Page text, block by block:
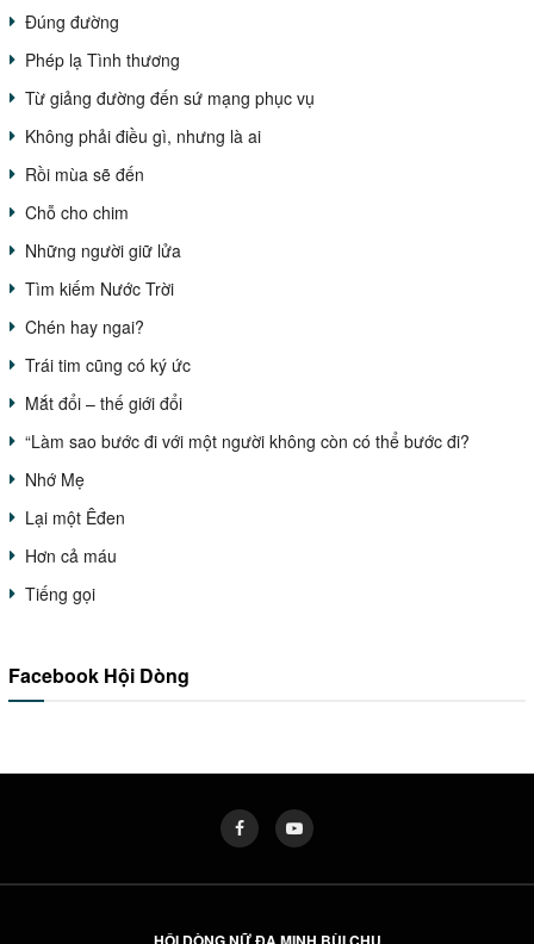
Đúng đường
Phép lạ Tình thương
Từ giảng đường đến sứ mạng phục vụ
Không phải điều gì, nhưng là ai
Rồi mùa sẽ đến
Chỗ cho chim
Những người giữ lửa
Tìm kiếm Nước Trời
Chén hay ngai?
Trái tim cũng có ký ức
Mắt đổi – thế giới đổi
“Làm sao bước đi với một người không còn có thể bước đi?
Nhớ Mẹ
Lại một Êđen
Hơn cả máu
Tiếng gọi
Facebook Hội Dòng